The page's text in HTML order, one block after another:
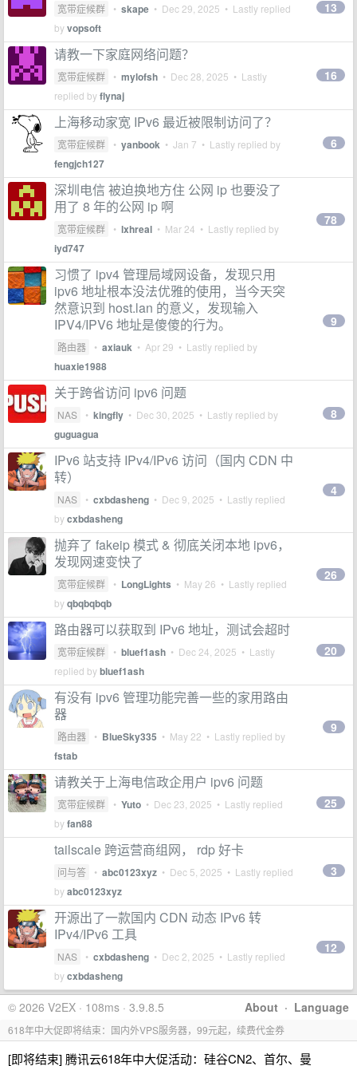
宽带症候群 • skape • Dec 29, 2025 • Lastly replied
byvopsoft
13
请教一下家庭网络问题？
宽带症候群 • mylofsh • Dec 28, 2025 • Lastly
replied byflynaj
16
上海移动家宽 IPv6 最近被限制访问了？
宽带症候群 • yanbook • Jan 7 • Lastly replied by
fengjch127
6
深圳电信 被迫换地方住 公网 ip 也要没了
用了 8 年的公网 ip 啊
宽带症候群 • lxhreal • Mar 24 • Lastly replied by
iyd747
78
习惯了 ipv4 管理局域网设备，发现只用
ipv6 地址根本没法优雅的使用，当今天突
然意识到 host.lan 的意义，发现输入
IPV4/IPV6 地址是傻傻的行为。
路由器 • axiauk • Apr 29 • Lastly replied by
huaxie1988
9
关于跨省访问 ipv6 问题
NAS • kingfly • Dec 30, 2025 • Lastly replied by
guguagua
8
IPv6 站支持 IPv4/IPv6 访问（国内 CDN 中
转）
NAS • cxbdasheng • Dec 9, 2025 • Lastly replied
bycxbdasheng
4
抛弃了 fakeip 模式 & 彻底关闭本地 ipv6，
发现网速变快了
宽带症候群 • LongLights • May 26 • Lastly replied
byqbqbqbqb
26
路由器可以获取到 IPv6 地址，测试会超时
宽带症候群 • bluef1ash • Dec 24, 2025 • Lastly
replied bybluef1ash
20
有没有 ipv6 管理功能完善一些的家用路由
器
路由器 • BlueSky335 • May 22 • Lastly replied by
fstab
9
请教关于上海电信政企用户 ipv6 问题
宽带症候群 • Yuto • Dec 23, 2025 • Lastly replied
byfan88
25
tailscale 跨运营商组网， rdp 好卡
问与答 • abc0123xyz • Dec 5, 2025 • Lastly replied
byabc0123xyz
3
开源出了一款国内 CDN 动态 IPv6 转
IPv4/IPv6 工具
NAS • cxbdasheng • Dec 2, 2025 • Lastly replied
bycxbdasheng
12
About · Language
© 2026 V2EX · 108ms · 3.9.8.5
618年中大促即将结束：国内外VPS服务器，99元起，续费代金券
[即将结束] 腾讯云618年中大促活动：硅谷CN2、首尔、曼